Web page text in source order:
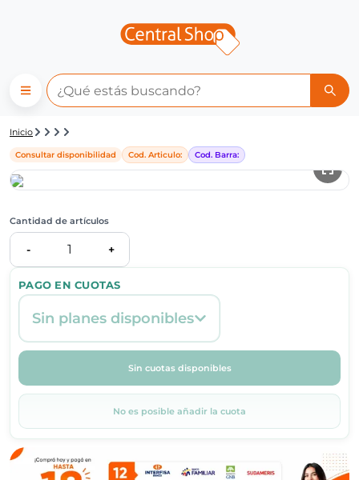
Detalle de producto | Central
Inicio
Consultar disponibilidad Cod. Articulo: Cod. Barra:
PAGO EN CUOTAS
Sin planes disponibles
Sin cuotas disponibles
No es posible añadir la cuota
Cantidad de artículos
- 1 +